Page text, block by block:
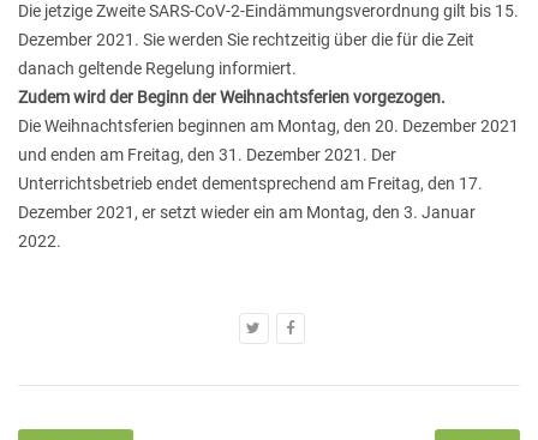
Die jetzige Zweite SARS-CoV-2-Eindämmungsverordnung gilt bis 15.
Dezember 2021. Sie werden Sie rechtzeitig über die für die Zeit
danach geltende Regelung informiert.
Zudem wird der Beginn der Weihnachtsferien vorgezogen.
Die Weihnachtsferien beginnen am Montag, den 20. Dezember 2021
und enden am Freitag, den 31. Dezember 2021. Der
Unterrichtsbetrieb endet dementsprechend am Freitag, den 17.
Dezember 2021, er setzt wieder ein am Montag, den 3. Januar
2022.